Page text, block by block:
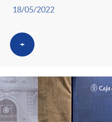
18/05/2022
+